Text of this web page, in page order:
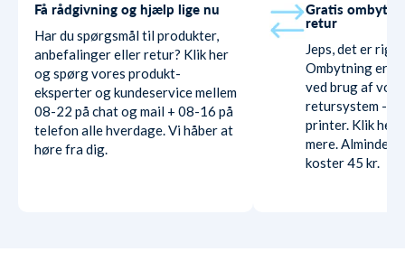
Få rådgivning og hjælp lige nu
Har du spørgsmål til produkter,
anbefalinger eller retur? Klik her
og spørg vores produkt-
eksperter og kundeservice mellem
08-22 på chat og mail + 08-16 på
telefon alle hverdage. Vi håber at
høre fra dig.
Gratis
retur
Jeps, det er
Ombytning er
ved brug af
retursystem -
printer. Klik her
mere.
koster 45 kr.